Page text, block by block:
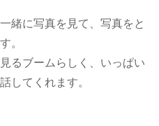
緒に写真を見て、写真をと
。
るブームらしく、いっぱい
してくれます。